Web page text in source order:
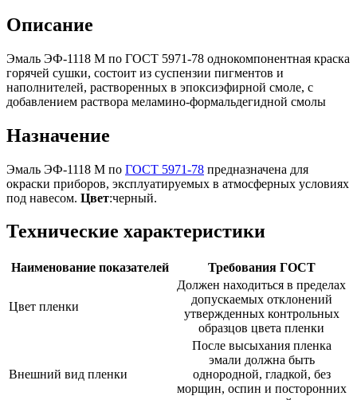
Описание
Эмаль ЭФ-1118 М по ГОСТ 5971-78 однокомпонентная краска
горячей сушки, состоит из суспензии пигментов и
наполнителей, растворенных в эпоксиэфирной смоле, с
добавлением раствора меламино-формальдегидной смолы
Назначение
Эмаль ЭФ-1118 М по ГОСТ 5971-78 предназначена для
окраски приборов, эксплуатируемых в атмосферных условиях
под навесом. Цвет:черный.
Технические характеристики
Наименование показателей Требования ГОСТ
Цвет пленки
Должен находиться в пределах
допускаемых отклонений
утвержденных контрольных
образцов цвета пленки
Внешний вид пленки
После высыхания пленка
эмали должна быть
однородной, гладкой, без
морщин, оспин и посторонних